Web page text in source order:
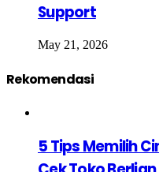
Support
May 21, 2026
Rekomendasi
5 Tips Memilih